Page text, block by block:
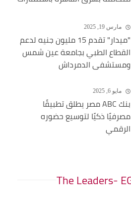
مارس 19, 2025
"ميدار" تقدم 15 مليون جنيه لدعم
القطاع الطبي بجامعة عين شمس
ومستشفى الدمرداش
مايو 6, 2025
بنك ABC مصر يطلق تطبيقًا
مصرفيًا ذكيًا لتوسيع حضوره
الرقمي